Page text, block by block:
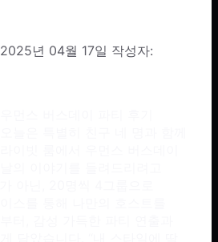
2025년 04월 17일 작성자: